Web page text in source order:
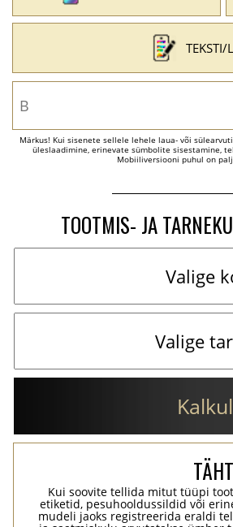
TEKSTI/
Märkus! Kui sisenete sellele lehele laua- või
üleslaadimine, erinevate sümbolite sisestamine,
Mobiiliversiooni puhul on
TOOTMIS- JA
Kui soovite tellida mitut tüüpi
etiketid, pesuhooldussildid või
mudeli jaoks registreerida eraldi